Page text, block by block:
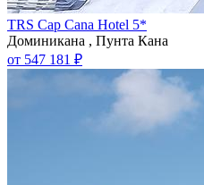
TRS Cap Cana Hotel 5*
Доминикана , Пунта Кана
от 547 181 ₽